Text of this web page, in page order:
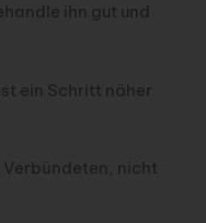
ihn gut und
ein Schritt näher
Verbündeten, nicht